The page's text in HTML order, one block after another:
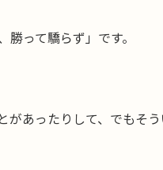
って驕らず」です。
があったりして、でもそ